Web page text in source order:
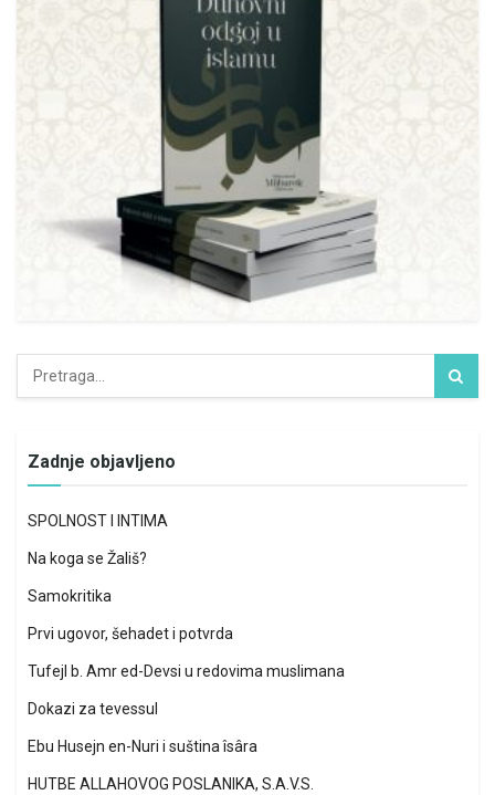
Zadnje objavljeno
SPOLNOST I INTIMA
Na koga se Žališ?
Samokritika
Prvi ugovor, šehadet i potvrda
Tufejl b. Amr ed-Devsi u redovima muslimana
Dokazi za tevessul
Ebu Husejn en-Nuri i suština îsâra
HUTBE ALLAHOVOG POSLANIKA, S.A.V.S.